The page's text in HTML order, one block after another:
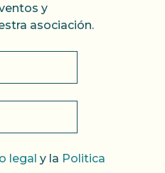
y
asociación.
legal y la Politica